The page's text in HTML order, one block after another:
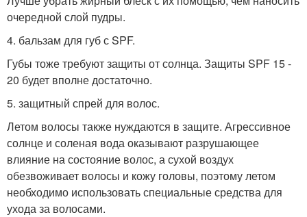
очередной слой пудры.
4. бальзам для губ с SPF.
Губы тоже требуют защиты от солнца. Защиты SPF 15 -
20 будет вполне достаточно.
5. защитный спрей для волос.
Летом волосы также нуждаются в защите. Агрессивное
солнце и соленая вода оказывают разрушающее
влияние на состояние волос, а сухой воздух
обезвоживает волосы и кожу головы, поэтому летом
необходимо использовать специальные средства для
ухода за волосами.